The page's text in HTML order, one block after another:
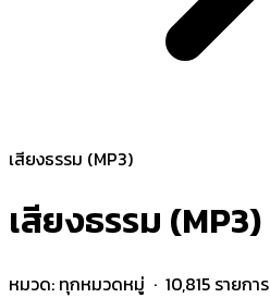
เสียงธรรม (MP3)
เสียงธรรม (MP3)
หมวด: ทุกหมวดหมู่ · 10,815 รายการ